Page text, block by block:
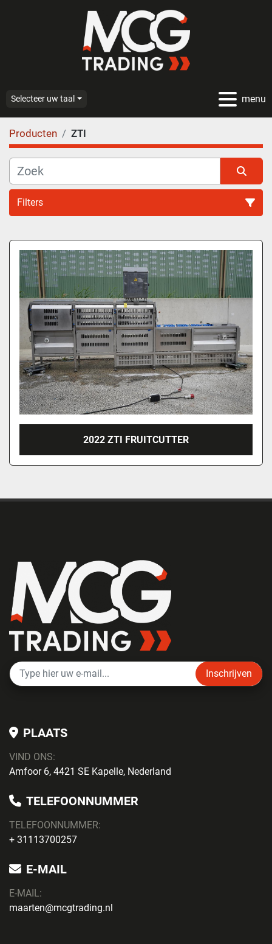
menu
Selecteer uw taal
Producten ZTI
Filters
Alle categoriën
Sorteren op
2022 ZTI FRUITCUTTER
Inschrijven
PLAATS
VIND ONS:
Amfoor 6, 4421 SE Kapelle, Nederland
TELEFOONNUMMER
TELEFOONNUMMER:
+ 31113700257
E-MAIL
E-MAIL:
maarten@mcgtrading.nl